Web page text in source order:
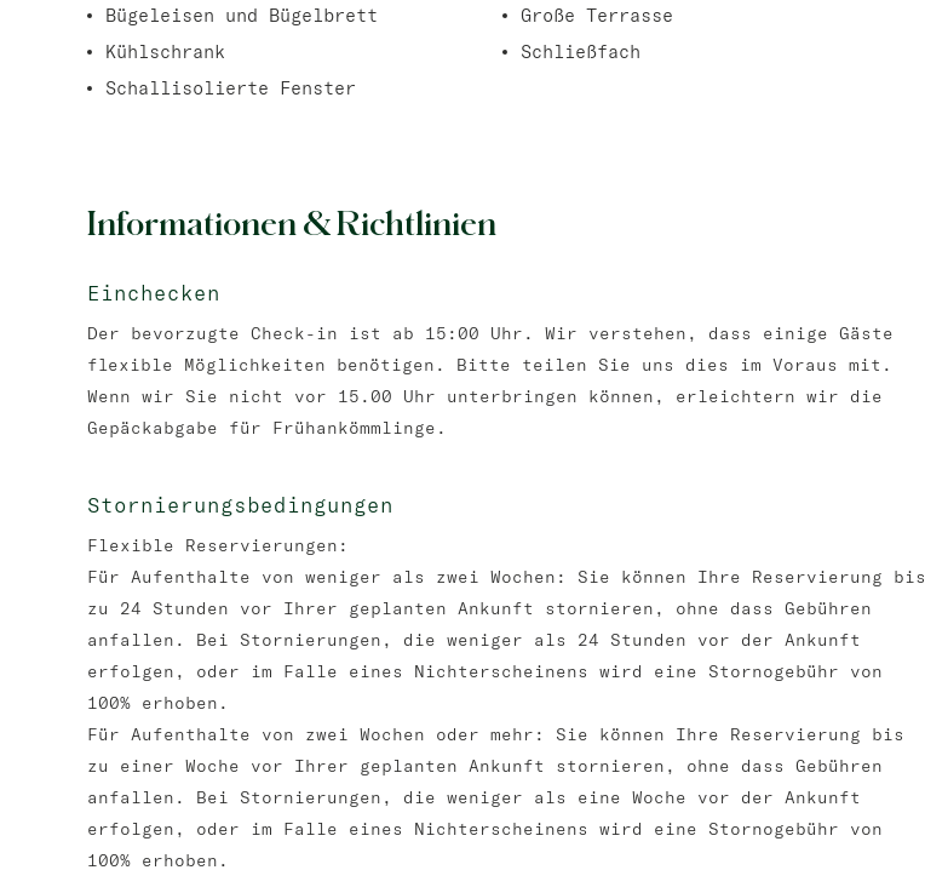
Bügeleisen und Bügelbrett
Große Terrasse
Kühlschrank
Schließfach
Schallisolierte Fenster
Informationen & Richtlinien
Einchecken
Der bevorzugte Check-in ist ab 15:00 Uhr. Wir verstehen, dass einige Gäste
flexible Möglichkeiten benötigen. Bitte teilen Sie uns dies im Voraus mit.
Wenn wir Sie nicht vor 15.00 Uhr unterbringen können, erleichtern wir die
Gepäckabgabe für Frühankömmlinge.
Stornierungsbedingungen
Flexible Reservierungen:
Für Aufenthalte von weniger als zwei Wochen: Sie können Ihre Reservierung bis
zu 24 Stunden vor Ihrer geplanten Ankunft stornieren, ohne dass Gebühren
anfallen. Bei Stornierungen, die weniger als 24 Stunden vor der Ankunft
erfolgen, oder im Falle eines Nichterscheinens wird eine Stornogebühr von
100% erhoben.
Für Aufenthalte von zwei Wochen oder mehr: Sie können Ihre Reservierung bis
zu einer Woche vor Ihrer geplanten Ankunft stornieren, ohne dass Gebühren
anfallen. Bei Stornierungen, die weniger als eine Woche vor der Ankunft
erfolgen, oder im Falle eines Nichterscheinens wird eine Stornogebühr von
100% erhoben.